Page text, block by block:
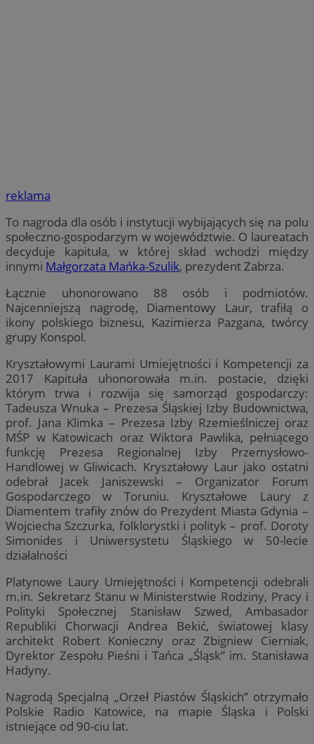
reklama
To nagroda dla osób i instytucji wybijających się na polu
społeczno-gospodarzym w województwie. O laureatach
decyduje kapituła, w której skład wchodzi między
innymi Małgorzata Mańka-Szulik, prezydent Zabrza.
Łącznie uhonorowano 88 osób i podmiotów.
Najcenniejszą nagrodę, Diamentowy Laur, trafiłą o
ikony polskiego biznesu, Kazimierza Pazgana, twórcy
grupy Konspol.
Kryształowymi Laurami Umiejętności i Kompetencji za
2017 Kapituła uhonorowała m.in. postacie, dzięki
którym trwa i rozwija się samorząd gospodarczy:
Tadeusza Wnuka – Prezesa Śląskiej Izby Budownictwa,
prof. Jana Klimka – Prezesa Izby Rzemieślniczej oraz
MŚP w Katowicach oraz Wiktora Pawlika, pełniącego
funkcję Prezesa Regionalnej Izby Przemysłowo-
Handlowej w Gliwicach. Kryształowy Laur jako ostatni
odebrał Jacek Janiszewski – Organizator Forum
Gospodarczego w Toruniu. Kryształowe Laury z
Diamentem trafiły znów do Prezydent Miasta Gdynia –
Wojciecha Szczurka, folklorystki i polityk – prof. Doroty
Simonides i Uniwersystetu Śląskiego w 50-lecie
działalności
Platynowe Laury Umiejętności i Kompetencji odebrali
m.in. Sekretarz Stanu w Ministerstwie Rodziny, Pracy i
Polityki Społecznej Stanisław Szwed, Ambasador
Republiki Chorwacji Andrea Bekić, światowej klasy
architekt Robert Konieczny oraz Zbigniew Cierniak,
Dyrektor Zespołu Pieśni i Tańca „Śląsk” im. Stanisława
Hadyny.
Nagrodą Specjalną „Orzeł Piastów Śląskich” otrzymało
Polskie Radio Katowice, na mapie Śląska i Polski
istniejące od 90-ciu lat.